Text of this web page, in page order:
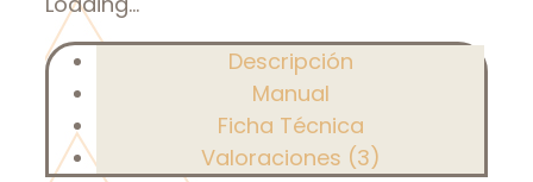
Descripción
Manual
Ficha Técnica
Valoraciones (3)